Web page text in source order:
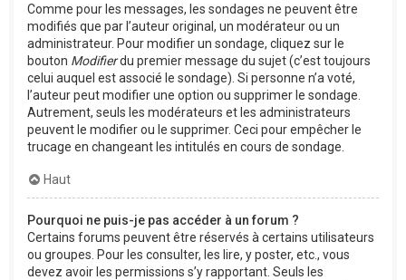
Comme pour les messages, les sondages ne peuvent être
modifiés que par l’auteur original, un modérateur ou un
administrateur. Pour modifier un sondage, cliquez sur le
bouton Modifierdu premier message du sujet (c’est toujours
celui auquel est associé le sondage). Si personne n’a voté,
l’auteur peut modifier une option ou supprimer le sondage.
Autrement, seuls les modérateurs et les administrateurs
peuvent le modifier ou le supprimer. Ceci pour empêcher le
trucage en changeant les intitulés en cours de sondage.
Haut
Pourquoi ne puis-je pas accéder à un forum ?
Certains forums peuvent être réservés à certains utilisateurs
ou groupes. Pour les consulter, les lire, y poster, etc., vous
devez avoir les permissions s’y rapportant. Seuls les